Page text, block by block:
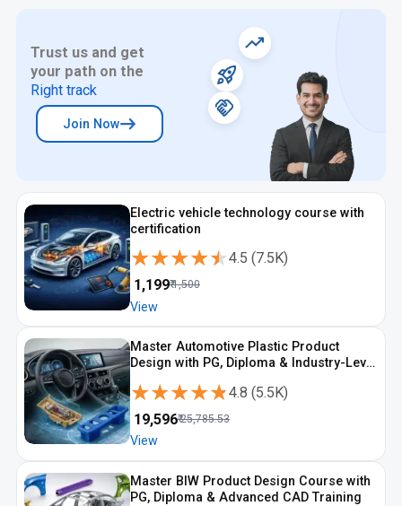
Trust us and get
your path on the
Right track
Join Now
Electric vehicle technology course with
certification
★★★★★
★★★★★4.5 (7.5K)
1,199₹1,500
View
Master Automotive Plastic Product
Design with PG, Diploma & Industry-Level
★★★★★
★★★★★4.8 (5.5K)
19,596₹25,785.53
View
Master BIW Product Design Course with
PG, Diploma & Advanced CAD Training